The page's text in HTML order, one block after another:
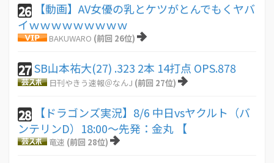
26
【動画】AV女優の乳とケツがとんでもくヤバ
イｗｗｗｗｗｗｗｗｗ
BAKUWARO (前回 26位)
27SB山本祐大(27) .323 2本 14打点 OPS.878
日刊やきう速報＠なんJ (前回 27位)
28
【ドラゴンズ実況】8/6 中日vsヤクルト（バ
ンテリンD）18:00～先発：金丸 【
竜速 (前回 28位)